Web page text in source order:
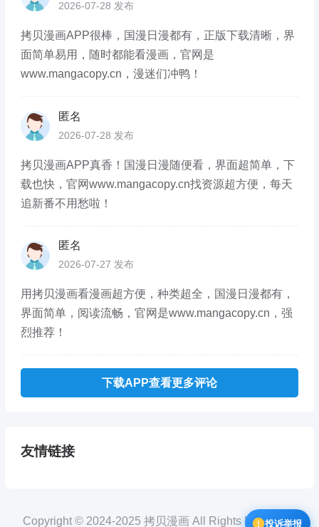
2026-07-28 发布
拷贝漫画APP很棒，国漫日漫都有，正版下载清晰，界
面简单易用，随时都能看漫画，官网是
www.mangacopy.cn，漫迷们冲鸭！
匿名
2026-07-28 发布
拷贝漫画APP真香！国漫日漫随便看，界面超简单，下
载也快，官网www.mangacopy.cn找资源超方便，每天
追新番不用愁啦！
匿名
2026-07-27 发布
用拷贝漫画看漫画超方便，种类超全，国漫日漫都有，
界面简单，阅读流畅，官网是www.mangacopy.cn，强
烈推荐！
下载APP查看更多评论
友情链接
Copyright © 2024-2025 拷贝漫画 All Rights Reserved.
投诉举报